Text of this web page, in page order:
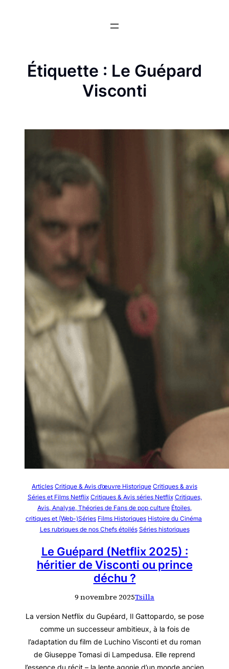
Étiquette : Le Guépard
Visconti
Articles Critique & Avis d’œuvre Historique Critiques & avis
Séries et Films Netflix Critiques & Avis séries Netflix Critiques,
Avis, Analyse, Théories de Fans de pop culture Étoiles,
critiques et (Web-)Séries Films Historiques Histoire du Cinéma
Les rubriques de nos Chefs étoilés Séries historiques
Le Guépard (Netflix 2025) :
héritier de Visconti ou prince
déchu ?
9 novembre 2025Tsilla
La version Netflix du Gupéard, Il Gattopardo, se pose
comme un successeur ambitieux, à la fois de
l’adaptation du film de Luchino Visconti et du roman
de Giuseppe Tomasi di Lampedusa. Elle reprend